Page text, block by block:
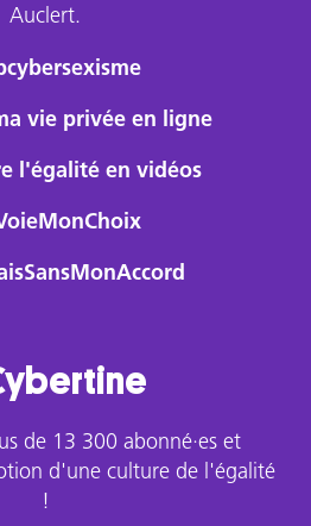
Auclert.
vie privée en ligne
l'égalité en vidéos
de 13 300 abonné·es et
d'une culture de l'égalité
!